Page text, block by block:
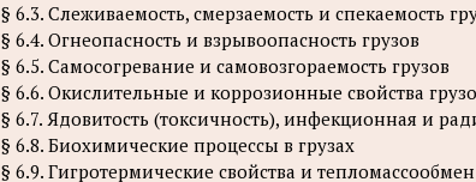
§ 6.3. Слеживаемость, смерзаемость и спекаемость
§ 6.4. Огнеопасность и взрывоопасность грузов
§ 6.5. Самосогревание и самовозгораемость грузов
§ 6.6. Окислительные и коррозионные свойства
§ 6.7. Ядовитость (токсичность), инфекционная и
§ 6.8. Биохимические процессы в грузах
§ 6.9. Гигротермические свойства и